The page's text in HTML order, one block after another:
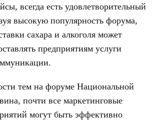
всегда есть удовлетворительный
высокую популярность форума,
сахара и алкоголя может
предприятиям услуги
тем на форуме Национальной
почти все маркетинговые
могут быть эффективно